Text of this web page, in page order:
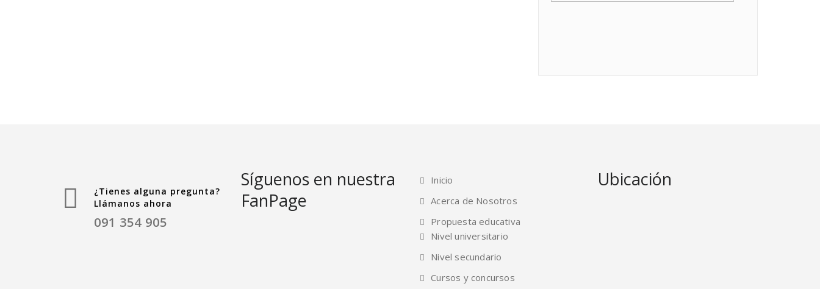
¿Tienes alguna pregunta?
Llámanos ahora
091 354 905
Síguenos en nuestra
FanPage
Inicio
Acerca de Nosotros
Propuesta educativa
Nivel universitario
Nivel secundario
Cursos y concursos
Ubicación